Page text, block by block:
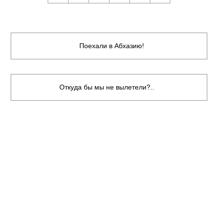
Поехали в Абхазию!
Откуда бы мы не вылетели?..